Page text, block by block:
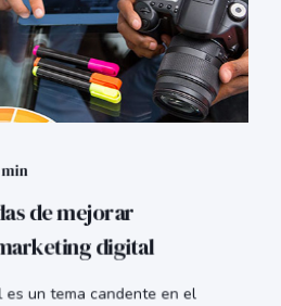
min
de mejorar
digital
es un tema candente en el